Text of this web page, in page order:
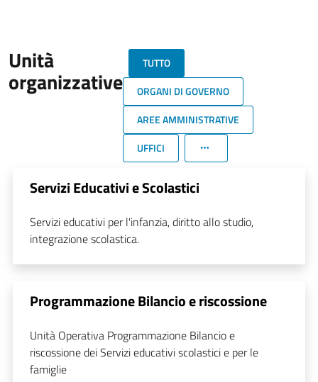
Unità
organizzative
TUTTO
ORGANI DI GOVERNO
AREE AMMINISTRATIVE
UFFICI
Servizi Educativi e Scolastici
Servizi educativi per l'infanzia, diritto allo studio,
integrazione scolastica.
Programmazione Bilancio e riscossione
Unità Operativa Programmazione Bilancio e
riscossione dei Servizi educativi scolastici e per le
famiglie